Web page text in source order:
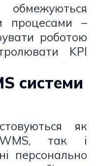
процесами –
роботою
KPI
системи
як
так і
персонально